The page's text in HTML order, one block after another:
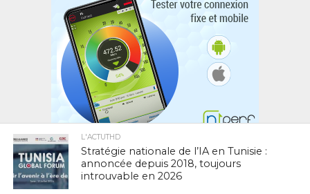
L'ACTUTHD
Stratégie nationale de l’IA en Tunisie :
annoncée depuis 2018, toujours
introuvable en 2026